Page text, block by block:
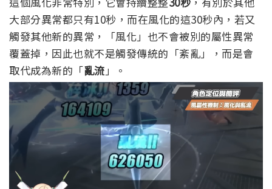
大部分異常都只有10秒，而在風化的這30秒內，若又
觸發其他新的異常，「風化」也不會被別的屬性異常
覆蓋掉，因此也就不是觸發傳統的「紊亂」，而是會
取代成為新的「亂流」。